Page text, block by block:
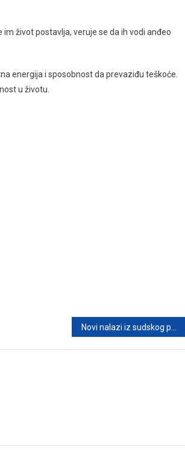
život postavlja, veruje se da ih vodi anđeo
energija i sposobnost da prevaziđu teškoće.
u životu.